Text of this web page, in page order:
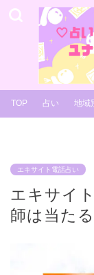
TOP 占い 地域
エキサイト電話占い
エキサイ
師は当た